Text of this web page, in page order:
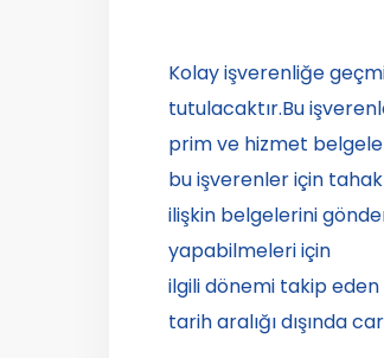
Kolay işverenliğe
tutulacaktır.Bu
prim ve hizmet
bu işverenler için
ilişkin belgelerini
yapabilmeleri için
ilgili dönemi takip eden
tarih aralığı dışında